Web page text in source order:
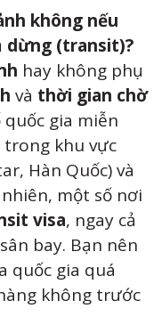
không nếu
dừng (transit)?
hay không phụ
và thời gian chờ
gia miễn
trong khu vực
Hàn Quốc) và
một số nơi
visa, ngay cả
bay. Bạn nên
quốc gia quá
không trước